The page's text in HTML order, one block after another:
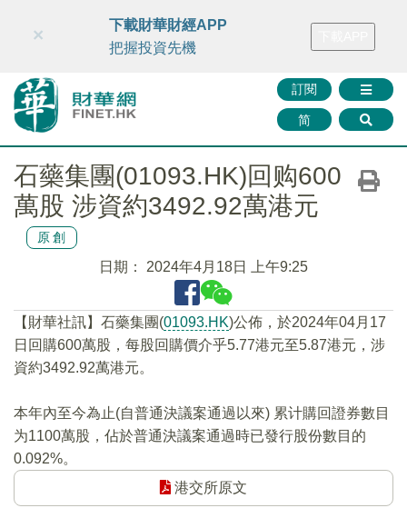
財華智庫網 FINTV FINMETA 財華證券 媒體矩陣
訂閱
简
×
下載財華財經APP
把握投資先機
石藥集團(01093.HK)回购600
萬股 涉資約3492.92萬港元
原創
日期： 2024年4月18日 上午9:25
【財華社訊】石藥集團(01093.HK)公佈，於2024年04月17
日回購600萬股，每股回購價介乎5.77港元至5.87港元，涉
資約3492.92萬港元。
本年內至今為止(自普通決議案通過以來) 累计購回證券數目
为1100萬股，佔於普通決議案通過時已發行股份數目的
0.092%。
港交所原文